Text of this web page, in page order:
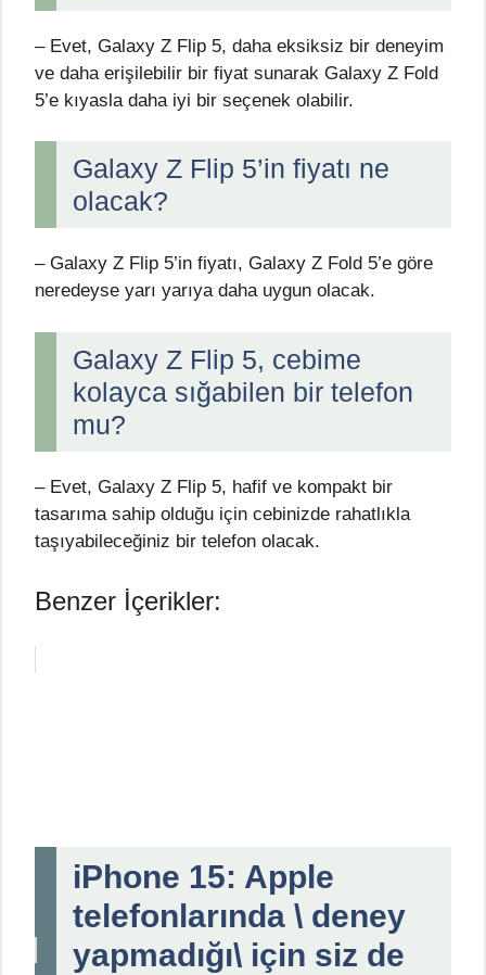
– Evet, Galaxy Z Flip 5, daha eksiksiz bir deneyim
ve daha erişilebilir bir fiyat sunarak Galaxy Z Fold
5’e kıyasla daha iyi bir seçenek olabilir.
Galaxy Z Flip 5’in fiyatı ne
olacak?
– Galaxy Z Flip 5’in fiyatı, Galaxy Z Fold 5’e göre
neredeyse yarı yarıya daha uygun olacak.
Galaxy Z Flip 5, cebime
kolayca sığabilen bir telefon
mu?
– Evet, Galaxy Z Flip 5, hafif ve kompakt bir
tasarıma sahip olduğu için cebinizde rahatlıkla
taşıyabileceğiniz bir telefon olacak.
Benzer İçerikler:
iPhone 15: Apple
telefonlarında \ deney
yapmadığı\ için siz de